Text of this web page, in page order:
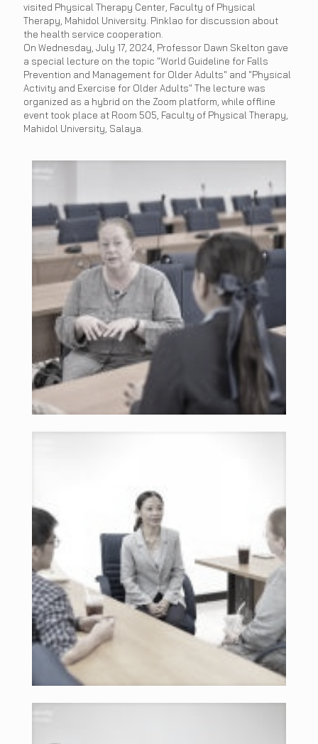
visited Physical Therapy Center, Faculty of Physical
Therapy, Mahidol University. Pinklao for discussion about
the health service cooperation.
On Wednesday, July 17, 2024, Professor Dawn Skelton gave
a special lecture on the topic "World Guideline for Falls
Prevention and Management for Older Adults" and "Physical
Activity and Exercise for Older Adults" The lecture was
organized as a hybrid on the Zoom platform, while offline
event took place at Room 505, Faculty of Physical Therapy,
Mahidol University, Salaya.